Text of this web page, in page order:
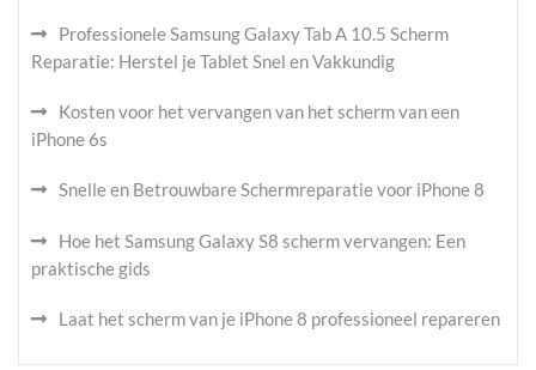
Professionele Samsung Galaxy Tab A 10.5 Scherm
Reparatie: Herstel je Tablet Snel en Vakkundig
Kosten voor het vervangen van het scherm van een
iPhone 6s
Snelle en Betrouwbare Schermreparatie voor iPhone 8
Hoe het Samsung Galaxy S8 scherm vervangen: Een
praktische gids
Laat het scherm van je iPhone 8 professioneel repareren